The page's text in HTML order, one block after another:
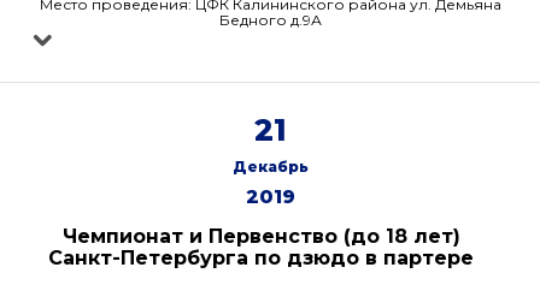
Место проведения: ЦФК Калининского района ул. Демьяна
Бедного д.9А
21
Декабрь
2019
Чемпионат и Первенство (до 18 лет)
Санкт-Петербурга по дзюдо в партере